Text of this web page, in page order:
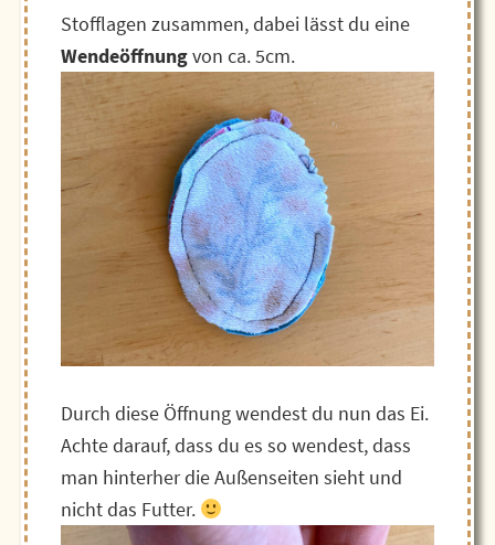
Stofflagen zusammen, dabei lässt du eine
Wendeöffnungvon ca. 5cm.
Durch diese Öffnung wendest du nun das Ei.
Achte darauf, dass du es so wendest, dass
man hinterher die Außenseiten sieht und
nicht das Futter.